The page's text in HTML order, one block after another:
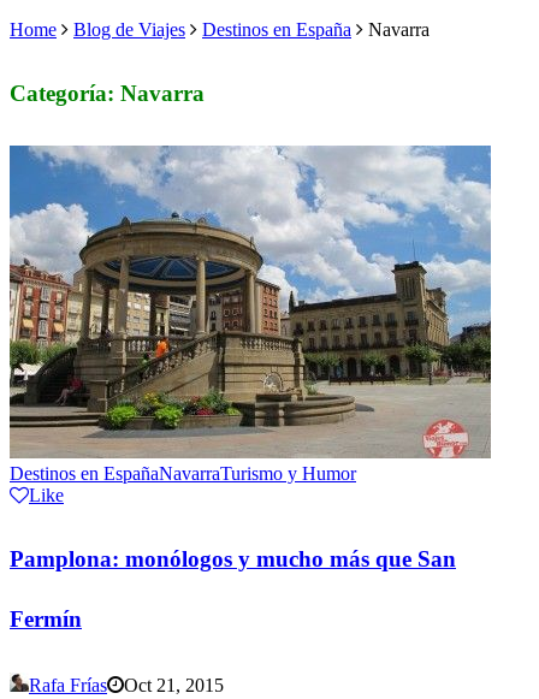
Home
Blog de Viajes Destinos en España Navarra
Categoría: Navarra
Destinos en EspañaNavarraTurismo y Humor
Like
Pamplona: monólogos y mucho más que San
Fermín
Rafa Frías
Oct 21, 2015